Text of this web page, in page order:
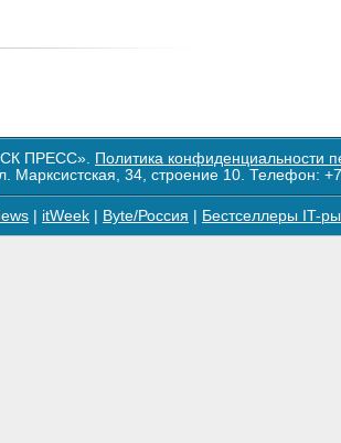
ПРЕСС». Политика конфиденциальности
Марксистская, 34, строение 10. Телефон:
itWeek Byte/Россия Бестселлеры IT-